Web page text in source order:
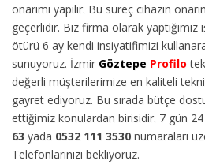
onarımı yapılır. Bu süreç cihazın
geçerlidir. Biz firma olarak
ötürü 6 ay kendi insiyatifimizi
sunuyoruz. İzmir Göztepe Profilo
değerli müşterilerimize en kaliteli
gayret ediyoruz. Bu sırada bütçe
ettiğimiz konulardan birisidir. 7 gün
63 yada 0532 111 3530 numaraları
Telefonlarınızı bekliyoruz.